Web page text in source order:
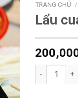
TRANG CHỦ /
Lẩu
Số lượng